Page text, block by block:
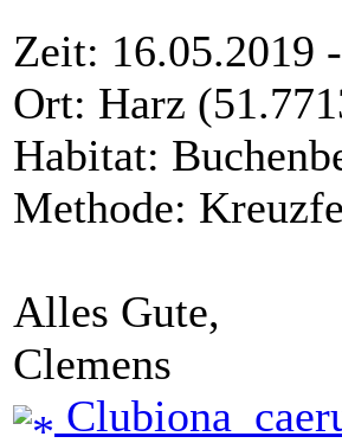
Zeit: 16.05.2019
Ort: Harz
Habitat:
Methode:
Alles Gute,
Clemens